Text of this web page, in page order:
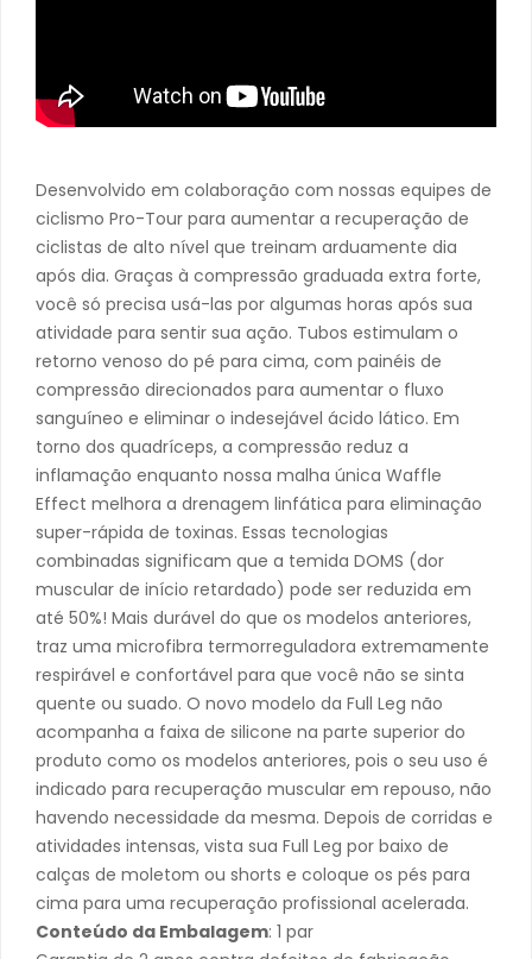
Desenvolvido em colaboração com nossas equipes de
ciclismo Pro-Tour para aumentar a recuperação de
ciclistas de alto nível que treinam arduamente dia
após dia. Graças à compressão graduada extra forte,
você só precisa usá-las por algumas horas após sua
atividade para sentir sua ação. Tubos estimulam o
retorno venoso do pé para cima, com painéis de
compressão direcionados para aumentar o fluxo
sanguíneo e eliminar o indesejável ácido lático. Em
torno dos quadríceps, a compressão reduz a
inflamação enquanto nossa malha única Waffle
Effect melhora a drenagem linfática para eliminação
super-rápida de toxinas. Essas tecnologias
combinadas significam que a temida DOMS (dor
muscular de início retardado) pode ser reduzida em
até 50%! Mais durável do que os modelos anteriores,
traz uma microfibra termorreguladora extremamente
respirável e confortável para que você não se sinta
quente ou suado. O novo modelo da Full Leg não
acompanha a faixa de silicone na parte superior do
produto como os modelos anteriores, pois o seu uso é
indicado para recuperação muscular em repouso, não
havendo necessidade da mesma. Depois de corridas e
atividades intensas, vista sua Full Leg por baixo de
calças de moletom ou shorts e coloque os pés para
cima para uma recuperação profissional acelerada.
Conteúdo da Embalagem: 1 par